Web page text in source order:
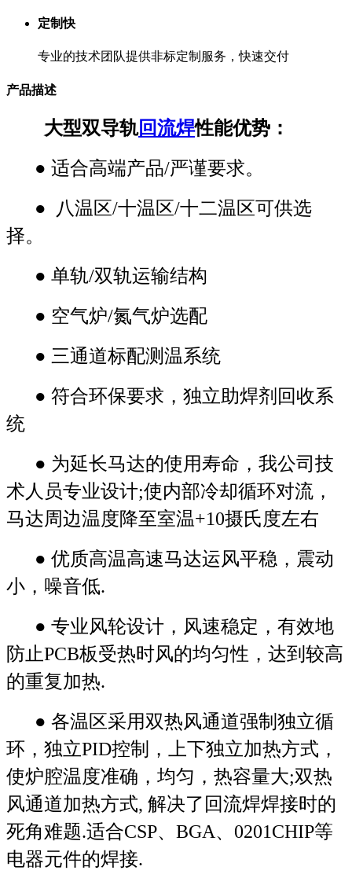
定制快
专业的技术团队提供非标定制服务，快速交付
产品描述
大型双导轨回流焊性能优势：
● 适合高端产品/严谨要求。
● 八温区/十温区/十二温区可供选
择。
● 单轨/双轨运输结构
● 空气炉/氮气炉选配
● 三通道标配测温系统
● 符合环保要求，独立助焊剂回收系
统
● 为延长马达的使用寿命，我公司技
术人员专业设计;使内部冷却循环对流，
马达周边温度降至室温+10摄氏度左右
● 优质高温高速马达运风平稳，震动
小，噪音低.
● 专业风轮设计，风速稳定，有效地
防止PCB板受热时风的均匀性，达到较高
的重复加热.
● 各温区采用双热风通道强制独立循
环，独立PID控制，上下独立加热方式，
使炉腔温度准确，均匀，热容量大;双热
风通道加热方式, 解决了回流焊焊接时的
死角难题.适合CSP、BGA、0201CHIP等
电器元件的焊接.